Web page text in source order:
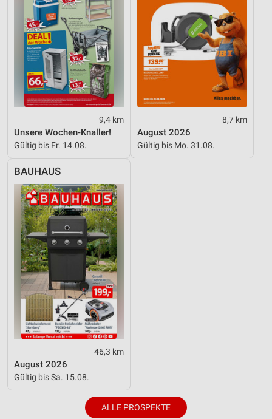
9,4 km
Unsere Wochen-Knaller!
Gültig bis Fr. 14.08.
8,7 km
August 2026
Gültig bis Mo. 31.08.
BAUHAUS
46,3 km
August 2026
Gültig bis Sa. 15.08.
ALLE PROSPEKTE